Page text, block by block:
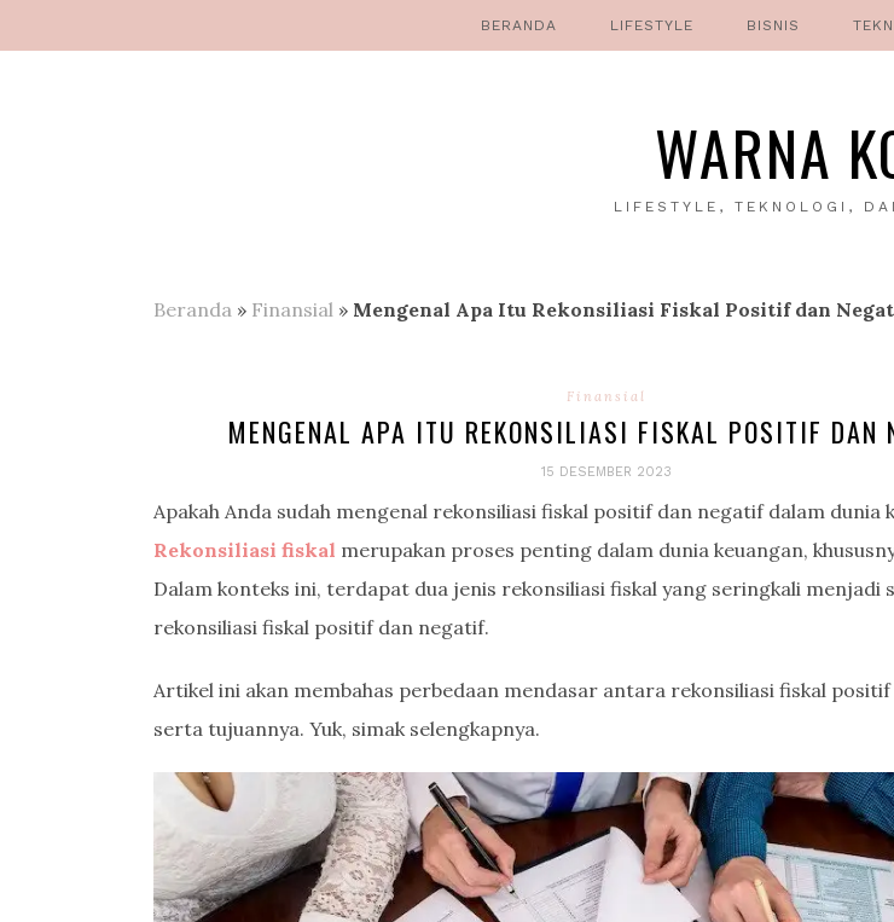
BERANDA LIFESTYLE BISNIS
WARNA
LIFESTYLE, TEKNOLOGI,
Beranda » Finansial » Mengenal Apa Itu Rekonsiliasi Fiskal Positif dan
Finansial
MENGENAL APA ITU REKONSILIASI FISKAL POSITIF DAN
15 DESEMBER 2023
Apakah Anda sudah mengenal rekonsiliasi fiskal positif dan negatif dalam dunia
Rekonsiliasi fiskal merupakan proses penting dalam dunia keuangan,
Dalam konteks ini, terdapat dua jenis rekonsiliasi fiskal yang seringkali menjadi
rekonsiliasi fiskal positif dan negatif.
Artikel ini akan membahas perbedaan mendasar antara rekonsiliasi fiskal
serta tujuannya. Yuk, simak selengkapnya.